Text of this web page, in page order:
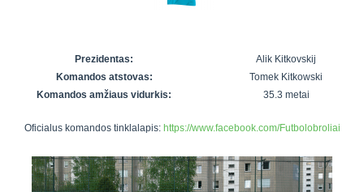
SFL rudens
Snaigės taurė
Prezidentas:
Alik Kitkovskij
Komandos atstovas:
Tomek Kitkowski
Komandos amžiaus vidurkis:
35.3 metai
Oficialus komandos tinklalapis: https://www.facebook.com/Futbolobroliai